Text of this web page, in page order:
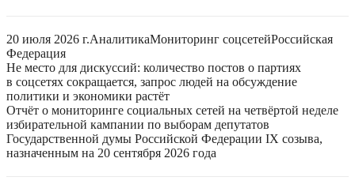
20 июля 2026 г.АналитикаМониторинг соцсетейРоссийская
Федерация
Не место для дискуссий: количество постов о партиях
в соцсетях сокращается, запрос людей на обсуждение
политики и экономики растёт
Отчёт о мониторинге социальных сетей на четвёртой неделе
избирательной кампании по выборам депутатов
Государственной думы Российской Федерации IX созыва,
назначенным на 20 сентября 2026 года